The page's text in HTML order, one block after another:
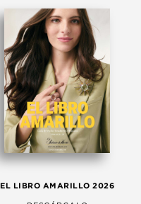
EL LIBRO AMARILLO 2026